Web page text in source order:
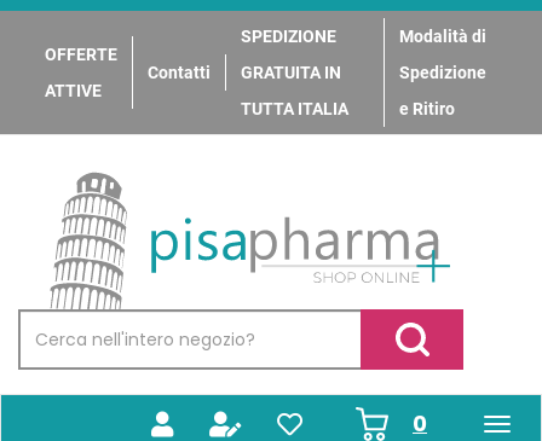
Passa
contenuto
principale
OFFERTE
ATTIVE
Contatti
SPEDIZIONE
GRATUITA IN
TUTTA ITALIA
Modalità di
Spedizione
e Ritiro
PisaPharma
Prodotto
Cerca Prodotto
0prodotti